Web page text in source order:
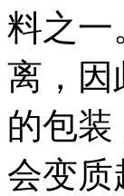
料之一
离，因
的包
会变质